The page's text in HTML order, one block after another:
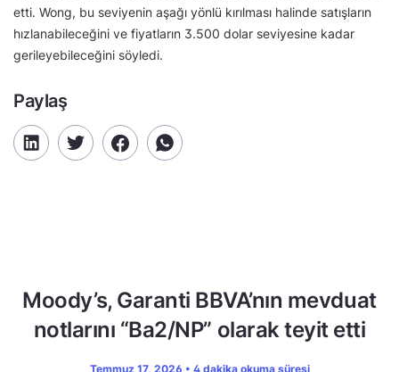
etti. Wong, bu seviyenin aşağı yönlü kırılması halinde satışların
hızlanabileceğini ve fiyatların 3.500 dolar seviyesine kadar
gerileyebileceğini söyledi.
Paylaş
Moody’s, Garanti BBVA’nın mevduat
notlarını “Ba2/NP” olarak teyit etti
Temmuz 17, 2026 • 4 dakika okuma süresi